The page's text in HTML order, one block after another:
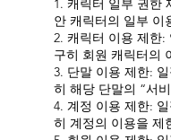
1. 캐릭터 일부 권한
안 캐릭터의 일부 이
2. 캐릭터 이용 제한:
구히 회원 캐릭터의
3. 단말 이용 제한:
히 해당 단말의 “서
4. 계정 이용 제한:
히 계정의 이용을 제